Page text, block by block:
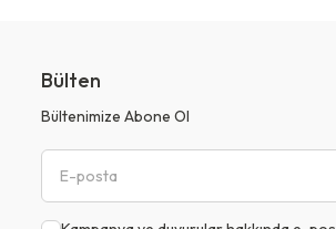
Bülten
Bültenimize Abone Ol